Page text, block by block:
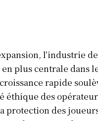
l’industrie
plus centrale dans
rapide
éthique des
protection des